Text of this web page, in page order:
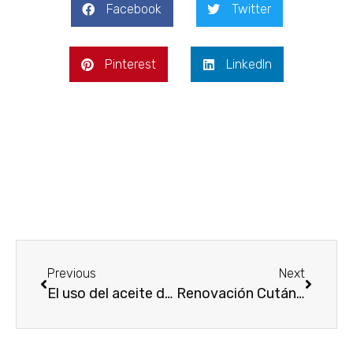
Facebook Twitter
Pinterest LinkedIn
Previous
El uso del aceite de pepita de higo chumbo en el cuidado de la piel
Next
Renovación Cutánea con Jabón de Romero y Menta